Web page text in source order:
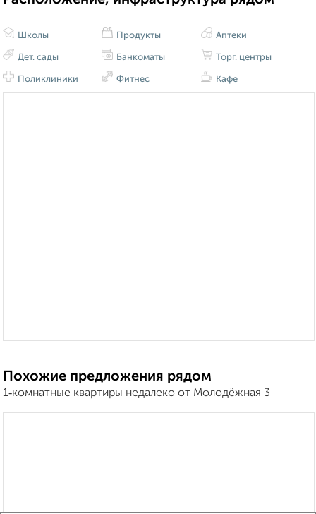
Школы
Дет. сады
Поликлиники
Продукты
Банкоматы
Фитнес
Аптеки
Торг. центры
Кафе
Похожие предложения рядом
1‑комнатные квартиры недалеко от Молодёжная 3